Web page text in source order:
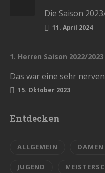
11. April 2024
1. Herren Saison 2022/2023
15. Oktober 2023
Entdecken
ALLGEMEIN DAMEN
JUGEND